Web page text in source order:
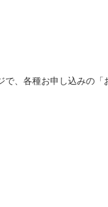
で、各種お申し込みの「